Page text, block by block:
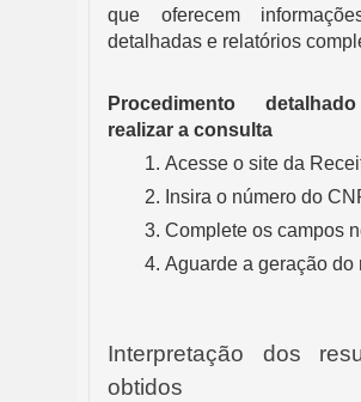
que oferecem
detalhadas e relatórios
Procedimento
realizar a consulta
Acesse o site da
Insira o número do
Complete os campos
Aguarde a geração do
Interpretação dos
obtidos